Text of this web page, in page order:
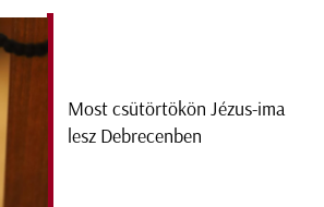
Most csütörtökön Jézus-ima
lesz Debrecenben